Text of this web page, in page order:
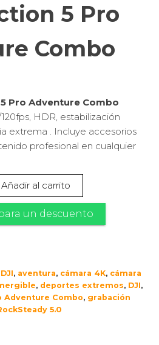
5 Pro
Combo
Pro Adventure Combo
HDR, estabilización
extrema . Incluye accesorios
profesional en cualquier
Añadir al carrito
un descuento
, aventura, cámara 4K, cámara
, deportes extremos, DJI,
Adventure Combo, grabación
5.0